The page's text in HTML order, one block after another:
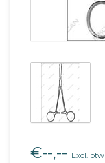
€--,-- Excl. btw